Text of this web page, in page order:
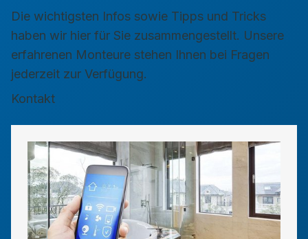
Die wichtigsten Infos sowie Tipps und Tricks
haben wir hier für Sie zusammengestellt. Unsere
erfahrenen Monteure stehen Ihnen bei Fragen
jederzeit zur Verfügung.
Kontakt